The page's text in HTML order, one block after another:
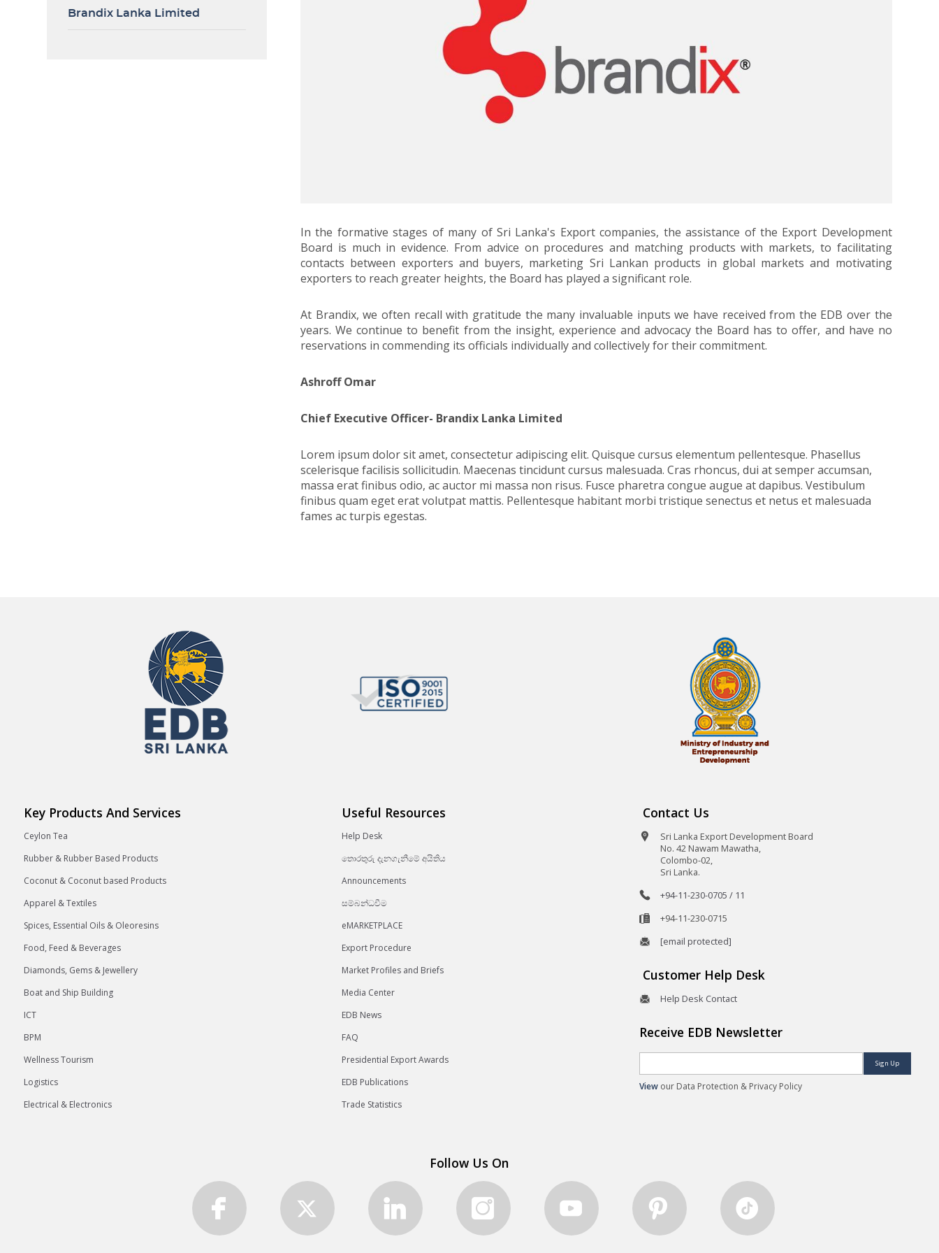
Brandix Lanka Limited
In the formative stages of many of Sri Lanka's Export companies, the assistance of the Export Development
Board is much in evidence. From advice on procedures and matching products with markets, to facilitating
contacts between exporters and buyers, marketing Sri Lankan products in global markets and motivating
exporters to reach greater heights, the Board has played a significant role.
At Brandix, we often recall with gratitude the many invaluable inputs we have received from the EDB over the
years. We continue to benefit from the insight, experience and advocacy the Board has to offer, and have no
reservations in commending its officials individually and collectively for their commitment.
Ashroff Omar
Chief Executive Officer- Brandix Lanka Limited
Lorem ipsum dolor sit amet, consectetur adipiscing elit. Quisque cursus elementum pellentesque. Phasellus
scelerisque facilisis sollicitudin. Maecenas tincidunt cursus malesuada. Cras rhoncus, dui at semper accumsan,
massa erat finibus odio, ac auctor mi massa non risus. Fusce pharetra congue augue at dapibus. Vestibulum
finibus quam eget erat volutpat mattis. Pellentesque habitant morbi tristique senectus et netus et malesuada
fames ac turpis egestas.
Key Products And Services
Ceylon Tea
Rubber & Rubber Based Products
Coconut & Coconut based Products
Apparel & Textiles
Spices, Essential Oils & Oleoresins
Food, Feed & Beverages
Diamonds, Gems & Jewellery
Boat and Ship Building
ICT
BPM
Wellness Tourism
Logistics
Electrical & Electronics
Useful Resources
Help Desk
තොරතුරු දැනගැනීමේ අයිතිය
Announcements
සම්බන්ධවීම
eMARKETPLACE
Export Procedure
Market Profiles and Briefs
Media Center
EDB News
FAQ
Presidential Export Awards
EDB Publications
Trade Statistics
Contact Us
Sri Lanka Export Development Board
No. 42 Nawam Mawatha,
Colombo-02,
Sri Lanka.
+94-11-230-0705 / 11
+94-11-230-0715
[email protected]
Customer Help Desk
Help Desk Contact
Receive EDB Newsletter
Sign Up
Viewour Data Protection & Privacy Policy
Follow Us On